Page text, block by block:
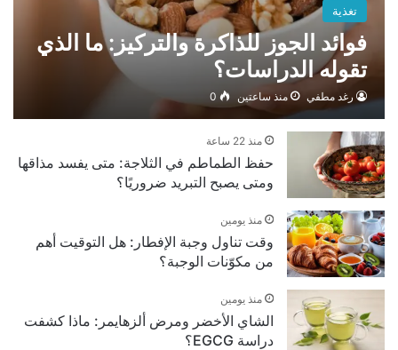
تغذية
فوائد الجوز للذاكرة والتركيز: ما الذي
تقوله الدراسات؟
رغد مطفي منذ ساعتين 0
منذ 22 ساعة
حفظ الطماطم في الثلاجة: متى يفسد مذاقها
ومتى يصبح التبريد ضروريًا؟
منذ يومين
وقت تناول وجبة الإفطار: هل التوقيت أهم
من مكوّنات الوجبة؟
منذ يومين
الشاي الأخضر ومرض ألزهايمر: ماذا كشفت
دراسة EGCG؟